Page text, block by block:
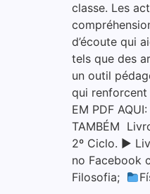
classe. Les
d’écoute qui
tels que des
un outil
qui renforcent
EM PDF
TAMBÉM
2º Ciclo. ▶
no Facebook
Filosofia;